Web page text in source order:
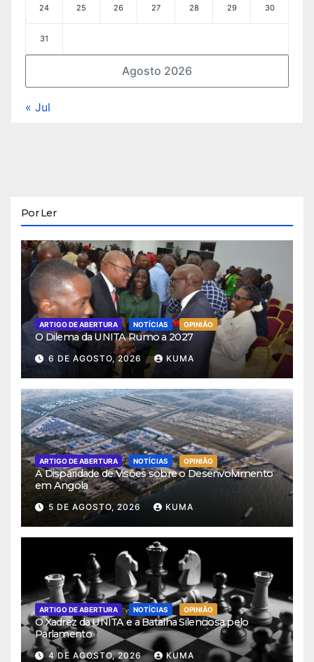
Agosto 2026
24 25 26 27 28 29 30
31
« Jul
Por Ler
ARTIGO DE ABERTURA NOTÍCIAS OPINIÃO
O Dilema da UNITA Rumo a 2027
6 DE AGOSTO, 2026 KUMA
ARTIGO DE ABERTURA NOTÍCIAS OPINIÃO
A Disparidade de Visões sobre o Desenvolvimento
em Angola
5 DE AGOSTO, 2026 KUMA
ARTIGO DE ABERTURA NOTÍCIAS OPINIÃO
O Xadrez da UNITA e a Batalha Silenciosa pelo
Parlamento
4 DE AGOSTO, 2026 KUMA